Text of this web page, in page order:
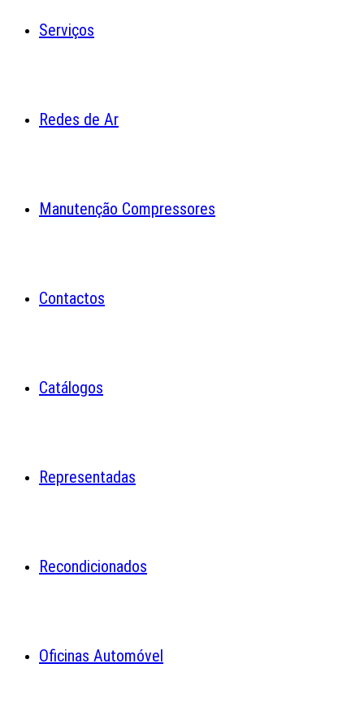
Serviços
Redes de Ar
Manutenção Compressores
Contactos
Catálogos
Representadas
Recondicionados
Oficinas Automóvel